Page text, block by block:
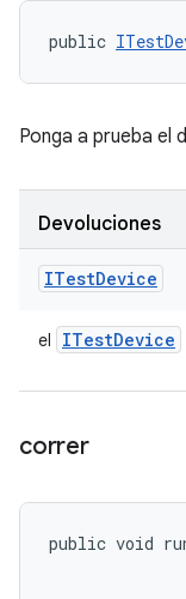
public
Ponga a prueba el
Devoluciones
ITestDevice
el ITestDevice
correr
public void